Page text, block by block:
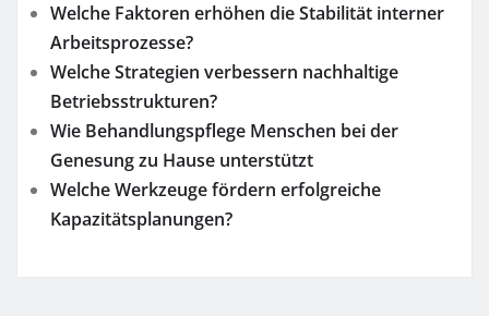
Welche Faktoren erhöhen die Stabilität interner
Arbeitsprozesse?
Welche Strategien verbessern nachhaltige
Betriebsstrukturen?
Wie Behandlungspflege Menschen bei der
Genesung zu Hause unterstützt
Welche Werkzeuge fördern erfolgreiche
Kapazitätsplanungen?